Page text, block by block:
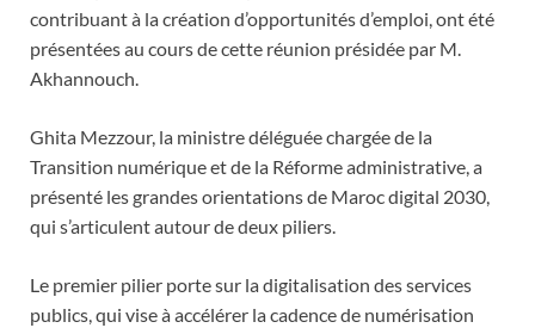
contribuant à la création d’opportunités d’emploi, ont été
présentées au cours de cette réunion présidée par M.
Akhannouch.
Ghita Mezzour, la ministre déléguée chargée de la
Transition numérique et de la Réforme administrative, a
présenté les grandes orientations de Maroc digital 2030,
qui s’articulent autour de deux piliers.
Le premier pilier porte sur la digitalisation des services
publics, qui vise à accélérer la cadence de numérisation